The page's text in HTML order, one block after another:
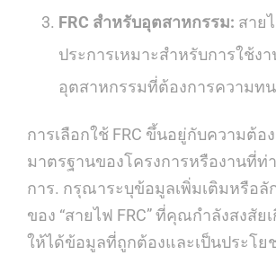
FRC สำหรับอุตสาหกรรม: สาย
ประการเหมาะสำหรับการใช้ง
อุตสาหกรรมที่ต้องการความท
การเลือกใช้ FRC ขึ้นอยู่กับความต้อ
มาตรฐานของโครงการหรืองานที่ท่
การ. กรุณาระบุข้อมูลเพิ่มเติมหรือลั
ของ “สายไฟ FRC” ที่คุณกำลังสงสัย
ให้ได้ข้อมูลที่ถูกต้องและเป็นประโ